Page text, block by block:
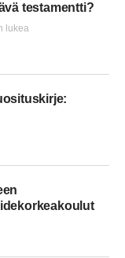
testamentti?
lukea